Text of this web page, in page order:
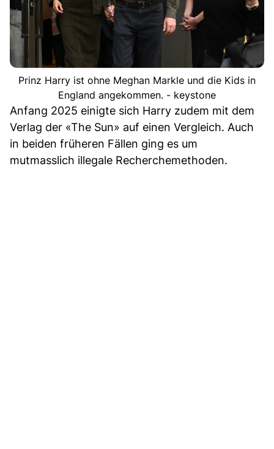
Prinz Harry ist ohne Meghan Markle und die Kids in
England angekommen. - keystone
Anfang 2025 einigte sich Harry zudem mit dem
Verlag der «The Sun» auf einen Vergleich. Auch
in beiden früheren Fällen ging es um
mutmasslich illegale Recherchemethoden.